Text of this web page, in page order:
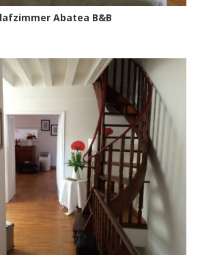
Abatea B&B